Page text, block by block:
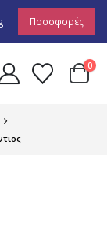
Προσφορές
0